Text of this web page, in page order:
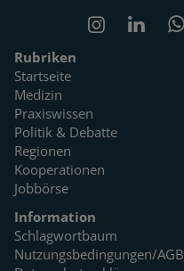
Rubriken
Startseite
Medizin
Praxiswissen
Politik & Debatte
Regionen
Kooperationen
Jobbörse
Information
Schlagwortbaum
Nutzungsbedingungen/AGB